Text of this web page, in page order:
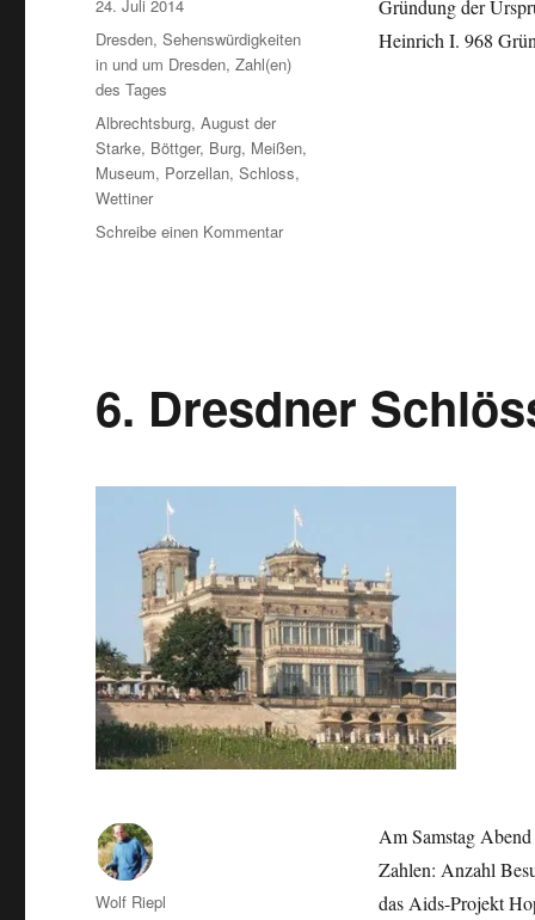
Gründung der
Heinrich I. 968
am
24. Juli 2014
Kategorien
Dresden,Sehenswürdigkeiten
in und um Dresden,Zahl(en)
des Tages
Schlagwörter
Albrechtsburg,August der
Starke, Böttger, Burg, Meißen,
Museum, Porzellan,Schloss,
Wettiner
Schreibe einen Kommentarzu
6. Dresdner
Am Samstag
Zahlen: Anzahl
das Aids-Projekt
Autor
Wolf Riepl